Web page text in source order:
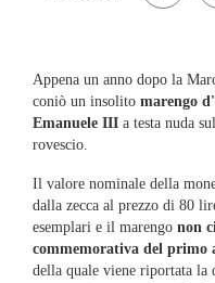
Appena un anno dopo la
coniò un insolito marengo
Emanuele III a testa nuda
rovescio.
Il valore nominale della
dalla zecca al prezzo di 80
esemplari e il marengo non
commemorativa del primo
della quale viene riportata la